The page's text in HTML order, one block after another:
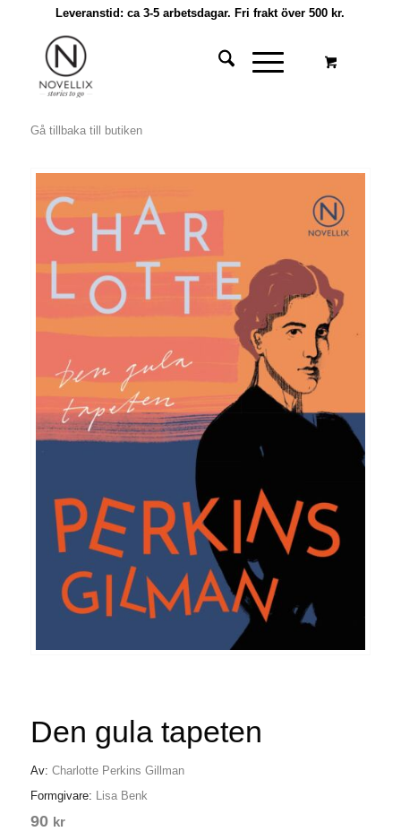
Leveranstid: ca 3-5 arbetsdagar. Fri frakt över 500 kr.
Gå tillbaka till butiken
Den gula tapeten
Av: Charlotte Perkins Gillman
Formgivare: Lisa Benk
90 kr